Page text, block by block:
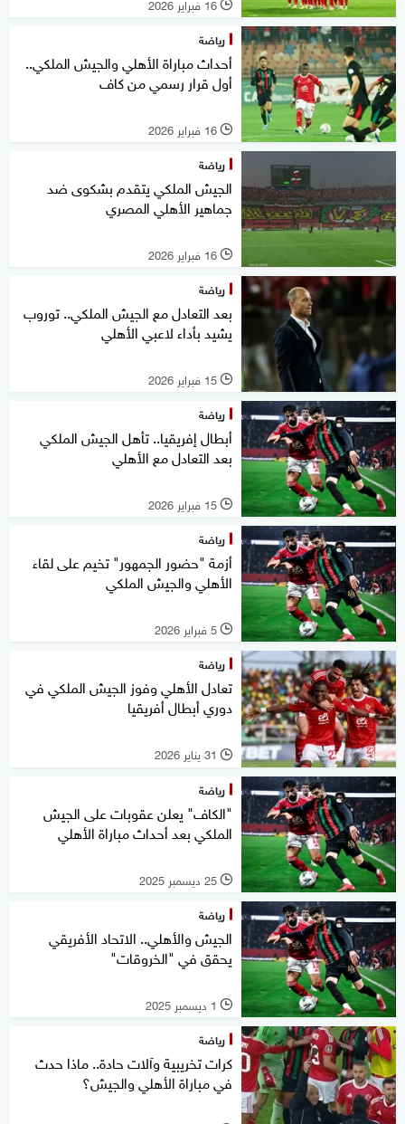
l
رياضة
أحداث مباراة الأهلي والجيش الملكي..
أول قرار رسمي من كاف
l 16 فبراير 2026
رياضة
الجيش الملكي يتقدم بشكوى ضد
جماهير الأهلي المصري
l 16 فبراير 2026
رياضة
بعد التعادل مع الجيش الملكي.. توروب
يشيد بأداء لاعبي الأهلي
l 15 فبراير 2026
رياضة
أبطال إفريقيا.. تأهل الجيش الملكي
بعد التعادل مع الأهلي
l 15 فبراير 2026
رياضة
أزمة "حضور الجمهور" تخيم على لقاء
الأهلي والجيش الملكي
l 5 فبراير 2026
رياضة
تعادل الأهلي وفوز الجيش الملكي في
دوري أبطال أفريقيا
l 31 يناير 2026
رياضة
"الكاف" يعلن عقوبات على الجيش
الملكي بعد أحداث مباراة الأهلي
l 25 ديسمبر 2025
رياضة
الجيش والأهلي.. الاتحاد الأفريقي
يحقق في "الخروقات"
l 1 ديسمبر 2025
رياضة
كرات تخريبية وآلات حادة.. ماذا حدث
في مباراة الأهلي والجيش؟